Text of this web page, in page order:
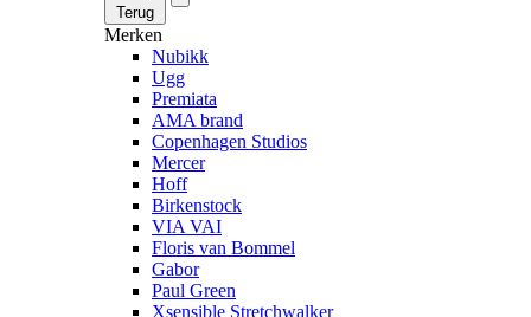
Terug
Merken
Nubikk
Ugg
Premiata
AMA brand
Copenhagen Studios
Mercer
Hoff
Birkenstock
VIA VAI
Floris van Bommel
Gabor
Paul Green
Xsensible Stretchwalker